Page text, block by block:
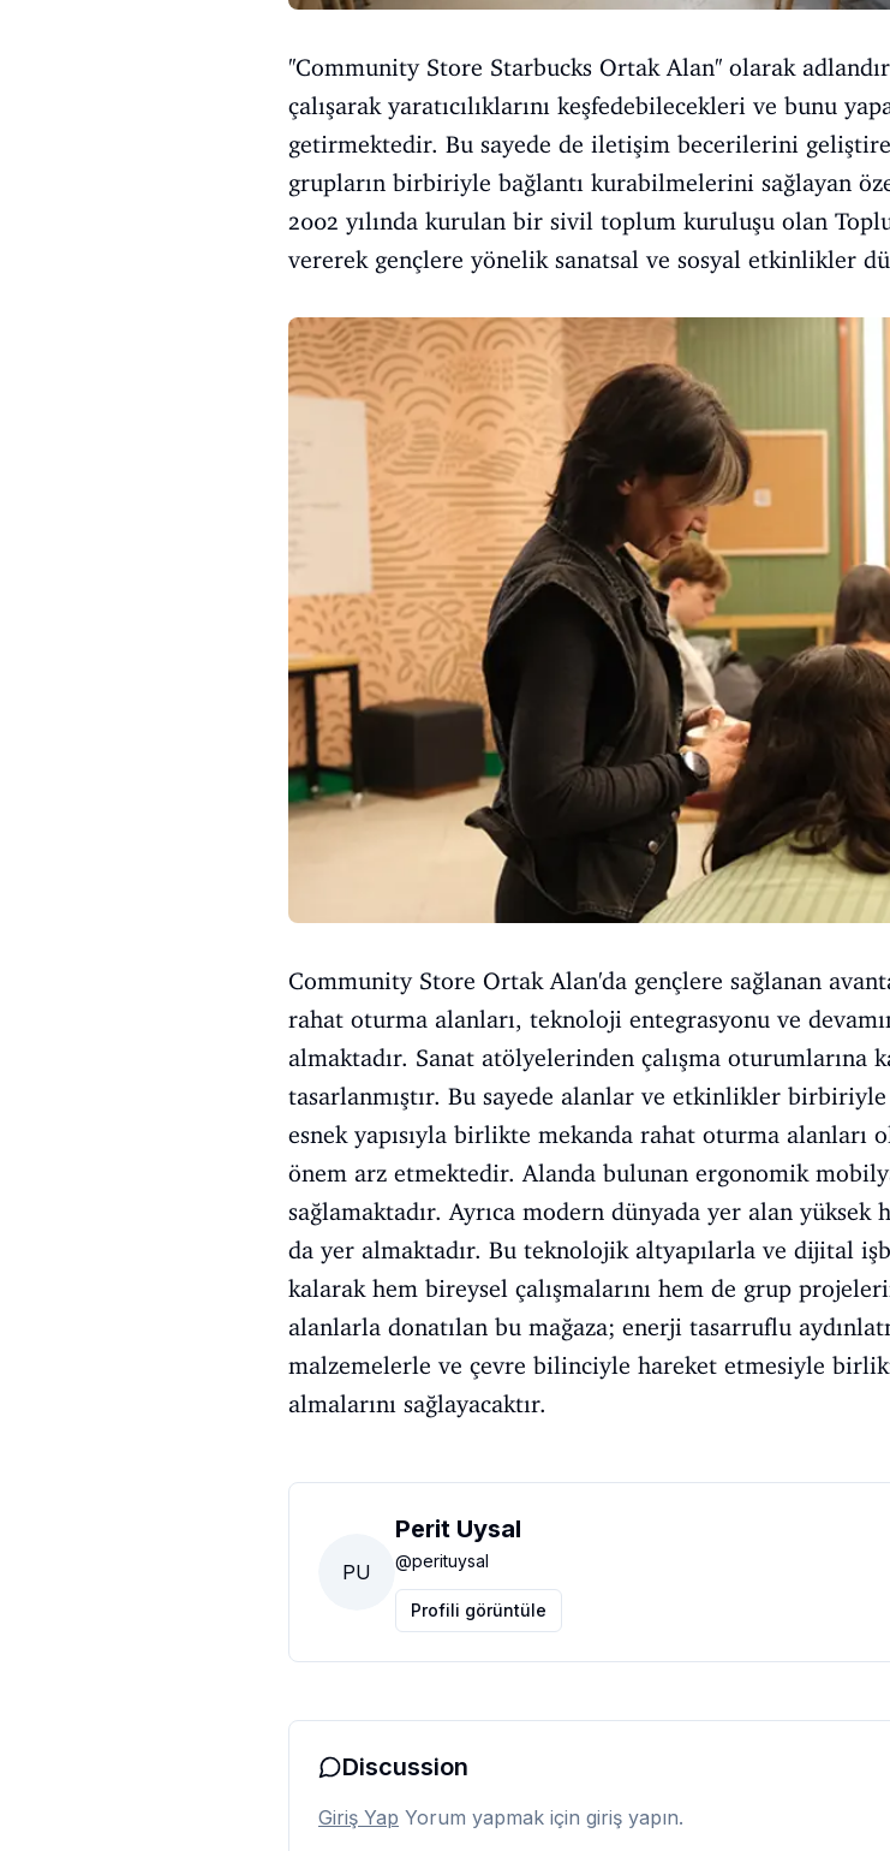
''Community Store Starbucks Ortak Alan'' olarak
çalışarak yaratıcılıklarını keşfedebilecekleri ve bunu
getirmektedir. Bu sayede de iletişim becerilerini
grupların birbiriyle bağlantı kurabilmelerini sağlayan
2002 yılında kurulan bir sivil toplum kuruluşu olan
vererek gençlere yönelik sanatsal ve sosyal etkinlikler
Community Store Ortak Alan'da gençlere sağlanan
rahat oturma alanları, teknoloji entegrasyonu ve
almaktadır. Sanat atölyelerinden çalışma oturumlarına
tasarlanmıştır. Bu sayede alanlar ve etkinlikler
esnek yapısıyla birlikte mekanda rahat oturma alanları
önem arz etmektedir. Alanda bulunan ergonomik
sağlamaktadır. Ayrıca modern dünyada yer alan yüksek
da yer almaktadır. Bu teknolojik altyapılarla ve dijital
kalarak hem bireysel çalışmalarını hem de grup
alanlarla donatılan bu mağaza; enerji tasarruflu
malzemelerle ve çevre bilinciyle hareket etmesiyle
almalarını sağlayacaktır.
PU
Perit Uysal
@perituysal
Profili görüntüle
Discussion
Giriş Yap Yorum yapmak için giriş yapın.